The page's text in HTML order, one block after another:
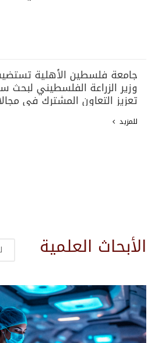
جامعة فلسطين الأهلية
وزير الزراعة الفلسطيني لبحث
تعزيز التعاون المشترك في
المجتمع الفلسطيني
للمزيد
الأبحاث العلمية